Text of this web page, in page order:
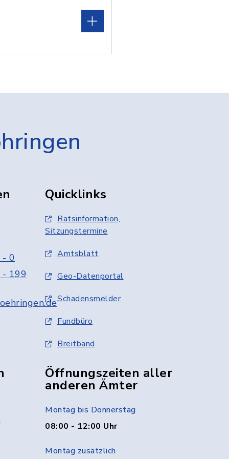
0
199
Quicklinks
Ratsinformation,
Sitzungstermine
Amtsblatt
Geo-Datenportal
Schadensmelder
Fundbüro
Breitband
Öffnungszeiten aller
anderen Ämter
Montag bis Donnerstag
08:00 - 12:00 Uhr
Montag zusätzlich